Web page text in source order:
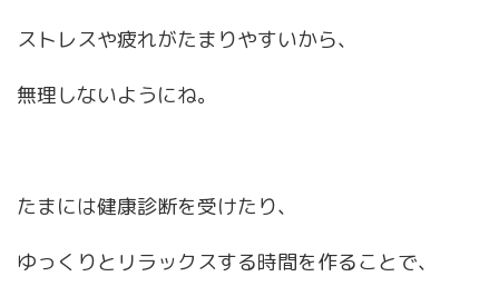
ストレスや疲れがたまりやすいから、
無理しないようにね。
たまには健康診断を受けたり、
ゆっくりとリラックスする時間を作ることで、